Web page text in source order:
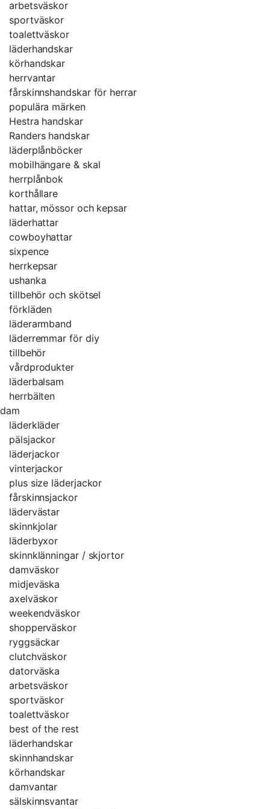
arbetsväskor
sportväskor
toalettväskor
läderhandskar
körhandskar
herrvantar
fårskinnshandskar för herrar
populära märken
Hestra handskar
Randers handskar
läderplånböcker
mobilhängare & skal
herrplånbok
korthållare
hattar, mössor och kepsar
läderhattar
cowboyhattar
sixpence
herrkepsar
ushanka
tillbehör och skötsel
förkläden
läderarmband
läderremmar för diy
tillbehör
vårdprodukter
läderbalsam
herrbälten
dam
läderkläder
pälsjackor
läderjackor
vinterjackor
plus size läderjackor
fårskinnsjackor
lädervästar
skinnkjolar
läderbyxor
skinnklänningar / skjortor
damväskor
midjeväska
axelväskor
weekendväskor
shopperväskor
ryggsäckar
clutchväskor
datorväska
arbetsväskor
sportväskor
toalettväskor
best of the rest
läderhandskar
skinnhandskar
körhandskar
damvantar
sälskinnsvantar